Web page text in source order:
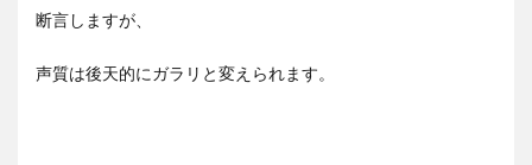
断言しますが、
声質は後天的にガラリと変えられます。